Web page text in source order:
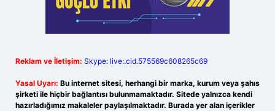
Reklam ve İletişim: Skype: live:.cid.575569c608265c69
Yasal Uyarı: Bu internet sitesi, herhangi bir marka, kurum veya şahıs
şirketi ile hiçbir bağlantısı bulunmamaktadır. Sitede yalnızca kendi
hazırladığımız makaleler paylaşılmaktadır. Burada yer alan içerikler